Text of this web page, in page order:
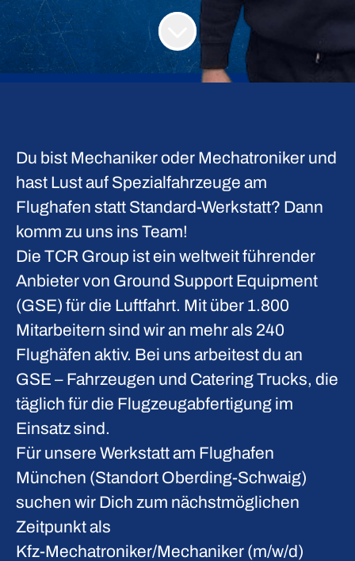
Du bist Mechaniker oder Mechatroniker und
hast Lust auf Spezialfahrzeuge am
Flughafen statt Standard-Werkstatt? Dann
komm zu uns ins Team!
Die TCR Group ist ein weltweit führender
Anbieter von Ground Support Equipment
(GSE) für die Luftfahrt. Mit über 1.800
Mitarbeitern sind wir an mehr als 240
Flughäfen aktiv. Bei uns arbeitest du an
GSE – Fahrzeugen und Catering Trucks, die
täglich für die Flugzeugabfertigung im
Einsatz sind.
Für unsere Werkstatt am Flughafen
München (Standort Oberding-Schwaig)
suchen wir Dich zum nächstmöglichen
Zeitpunkt als
Kfz-Mechatroniker/Mechaniker (m/w/d)